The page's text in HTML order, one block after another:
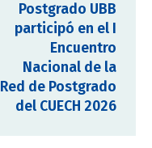
Postgrado UBB
participó en el I
Encuentro
Nacional de la
Red de Postgrado
del CUECH 2026